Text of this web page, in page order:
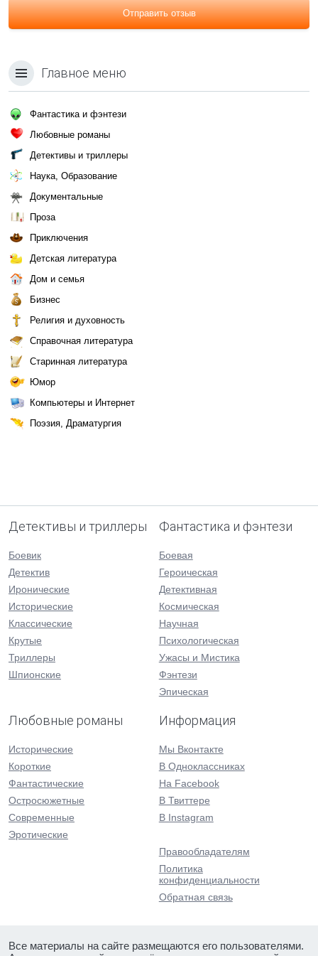
Отправить отзыв
Главное меню
Фантастика и фэнтези
Любовные романы
Детективы и триллеры
Наука, Образование
Документальные
Проза
Приключения
Детская литература
Дом и семья
Бизнес
Религия и духовность
Справочная литература
Старинная литература
Юмор
Компьютеры и Интернет
Поэзия, Драматургия
Детективы и триллеры
Боевик
Детектив
Иронические
Исторические
Классические
Крутые
Триллеры
Шпионские
Фантастика и фэнтези
Боевая
Героическая
Детективная
Космическая
Научная
Психологическая
Ужасы и Мистика
Фэнтези
Эпическая
Любовные романы
Исторические
Короткие
Фантастические
Остросюжетные
Современные
Эротические
Информация
Мы Вконтакте
В Одноклассниках
На Facebook
В Твиттере
В Instagram
Правообладателям
Политика
конфиденциальности
Обратная связь
Все материалы на сайте размещаются его пользователями.